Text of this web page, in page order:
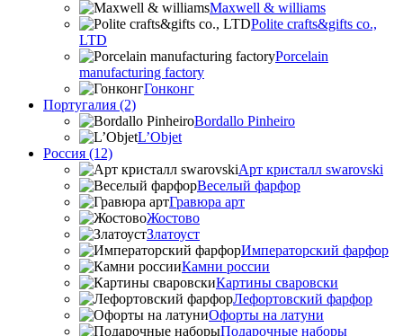
Maxwell & williams
Polite crafts&gifts co.,
LTD
Porcelain
manufacturing factory
Гонконг
Португалия (2)
Bordallo Pinheiro
L’Objet
Россия (12)
Арт кристалл swarovski
Веселый фарфор
Гравюра арт
Жостово
Златоуст
Императорский фарфор
Камни россии
Картины сваровски
Лефортовский фарфор
Офорты на латуни
Подарочные наборы